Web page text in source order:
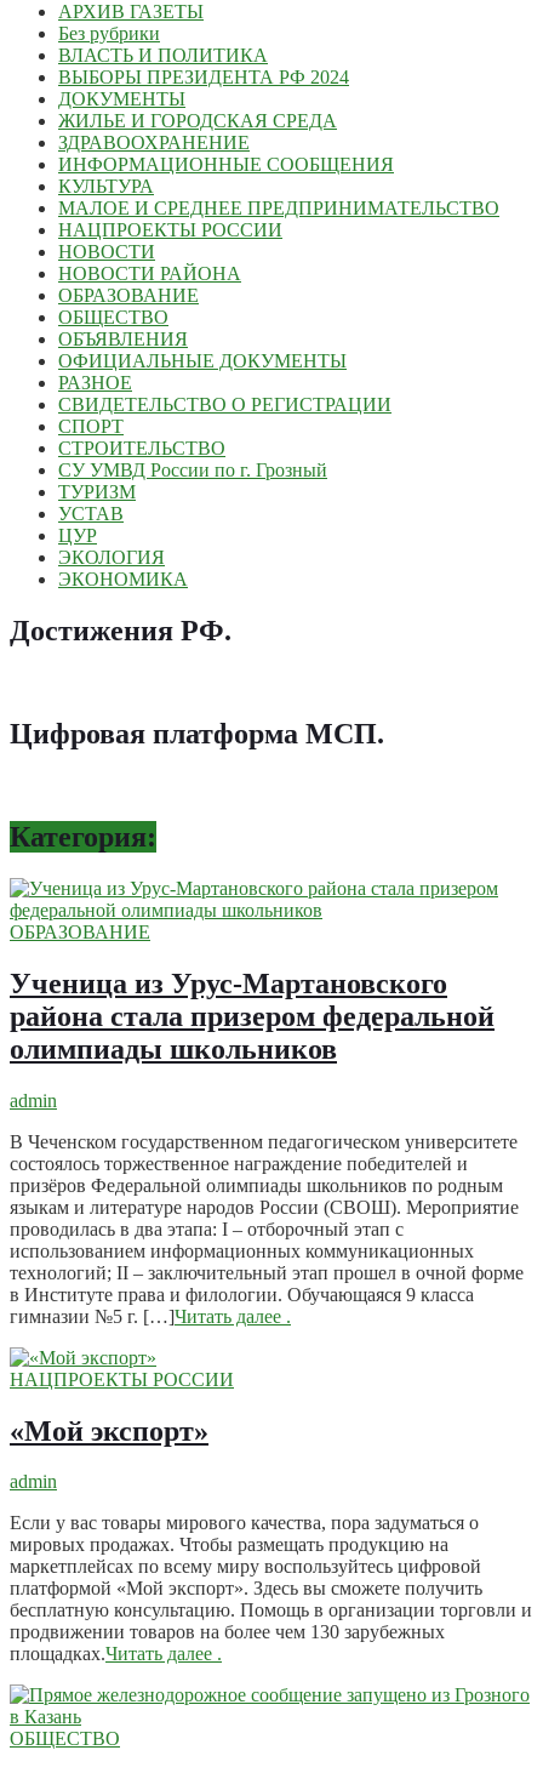
АРХИВ ГАЗЕТЫ
Без рубрики
ВЛАСТЬ И ПОЛИТИКА
ВЫБОРЫ ПРЕЗИДЕНТА РФ 2024
ДОКУМЕНТЫ
ЖИЛЬЕ И ГОРОДСКАЯ СРЕДА
ЗДРАВООХРАНЕНИЕ
ИНФОРМАЦИОННЫЕ СООБЩЕНИЯ
КУЛЬТУРА
МАЛОЕ И СРЕДНЕЕ ПРЕДПРИНИМАТЕЛЬСТВО
НАЦПРОЕКТЫ РОССИИ
НОВОСТИ
НОВОСТИ РАЙОНА
ОБРАЗОВАНИЕ
ОБЩЕСТВО
ОБЪЯВЛЕНИЯ
ОФИЦИАЛЬНЫЕ ДОКУМЕНТЫ
РАЗНОЕ
СВИДЕТЕЛЬСТВО О РЕГИСТРАЦИИ
СПОРТ
СТРОИТЕЛЬСТВО
СУ УМВД России по г. Грозный
ТУРИЗМ
УСТАВ
ЦУР
ЭКОЛОГИЯ
ЭКОНОМИКА
Достижения РФ.
Цифровая платформа МСП.
Категория:
ОБРАЗОВАНИЕ
Ученица из Урус-Мартановского
района стала призером федеральной
олимпиады школьников
admin
В Чеченском государственном педагогическом университете
состоялось торжественное награждение победителей и
призёров Федеральной олимпиады школьников по родным
языкам и литературе народов России (СВОШ). Мероприятие
проводилась в два этапа: I – отборочный этап с
использованием информационных коммуникационных
технологий; II – заключительный этап прошел в очной форме
в Институте права и филологии. Обучающаяся 9 класса
гимназии №5 г. […]Читать далее .
НАЦПРОЕКТЫ РОССИИ
«Мой экспорт»
admin
Если у вас товары мирового качества, пора задуматься о
мировых продажах. Чтобы размещать продукцию на
маркетплейсах по всему миру воспользуйтесь цифровой
платформой «Мой экспорт». Здесь вы сможете получить
бесплатную консультацию. Помощь в организации торговли и
продвижении товаров на более чем 130 зарубежных
площадках.Читать далее .
ОБЩЕСТВО